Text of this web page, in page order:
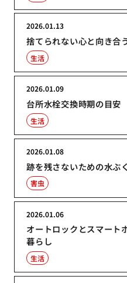
捨てられない心と向き合
2026.01.13
生活
台所水栓交換時期の目安
2026.01.09
生活
跡を残さないための水ぶ
2026.01.08
害虫
オートロックとスマート
暮らし
2026.01.06
生活